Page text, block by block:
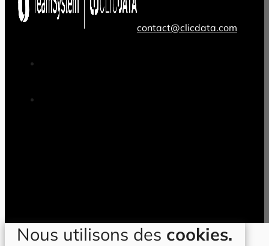
contact@clicdata.com
Nous utilisons des cookies.